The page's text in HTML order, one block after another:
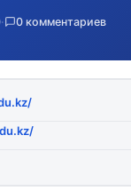
· 0 комментариев